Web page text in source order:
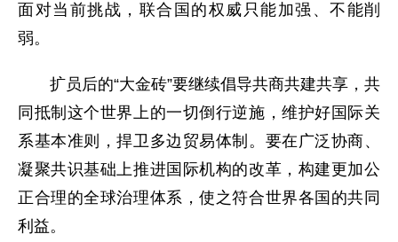
面对当前挑战，联合国的权威只能加强、不能削
弱。
扩员后的“大金砖”要继续倡导共商共建共享，共
同抵制这个世界上的一切倒行逆施，维护好国际关
系基本准则，捍卫多边贸易体制。要在广泛协商、
凝聚共识基础上推进国际机构的改革，构建更加公
正合理的全球治理体系，使之符合世界各国的共同
利益。